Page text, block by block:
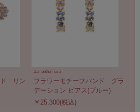
ド リン
Samantha Tiara
フラワーモチーフバンド グラ
デーション ピアス(ブルー)
￥25,300(税込)